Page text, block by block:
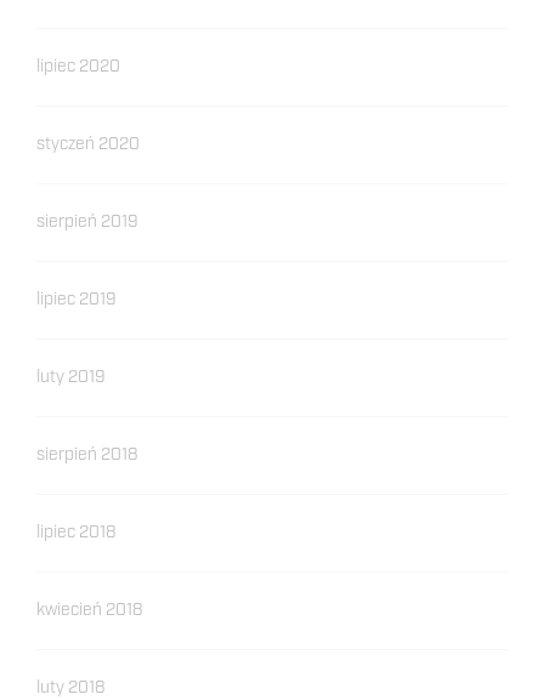
lipiec 2020
styczeń 2020
sierpień 2019
lipiec 2019
luty 2019
sierpień 2018
lipiec 2018
kwiecień 2018
luty 2018